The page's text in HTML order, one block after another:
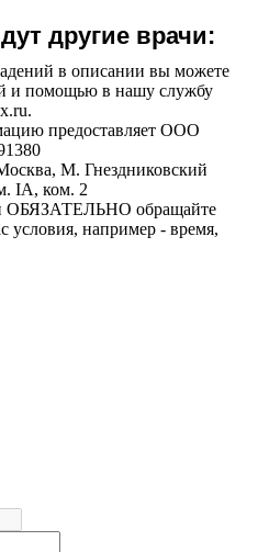
другие врачи:
в описании вы можете
и помощью в нашу службу
предоставляет ООО
М. Гнездниковский
IA, ком. 2
ОБЯЗАТЕЛЬНО обращайте
условия, например - время,